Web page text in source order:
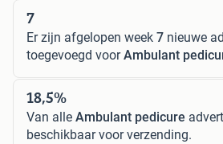
7
Er zijn afgelopen week 7 nieuwe
toegevoegd voorAmbulant
18,5%
Van alle Ambulant pedicure
beschikbaar voor verzending.